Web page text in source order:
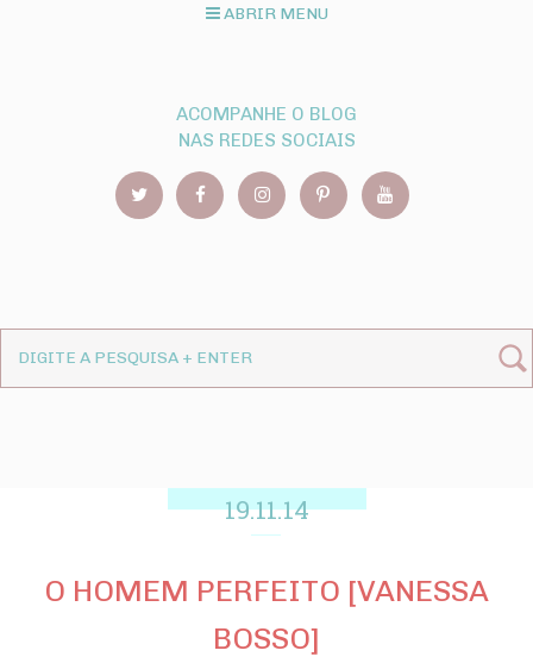
ABRIR MENU
ACOMPANHE O BLOG
NAS REDES SOCIAIS
19.11.14
O HOMEM PERFEITO [VANESSA
BOSSO]